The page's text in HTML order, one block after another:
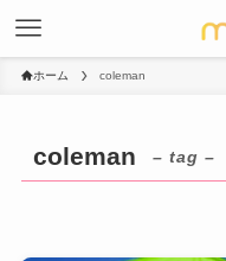
ホーム coleman
coleman – tag –